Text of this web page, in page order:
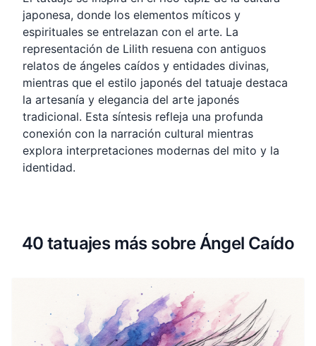
japonesa, donde los elementos míticos y
espirituales se entrelazan con el arte. La
representación de Lilith resuena con antiguos
relatos de ángeles caídos y entidades divinas,
mientras que el estilo japonés del tatuaje destaca
la artesanía y elegancia del arte japonés
tradicional. Esta síntesis refleja una profunda
conexión con la narración cultural mientras
explora interpretaciones modernas del mito y la
identidad.
40 tatuajes más sobre Ángel Caído